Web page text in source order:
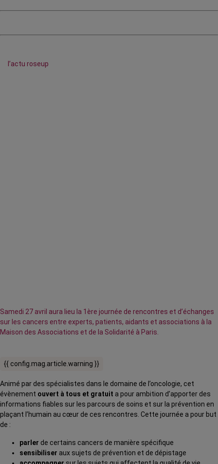
l’actu roseup
Samedi 27 avril aura lieu la 1ère journée de rencontres et d’échanges
sur les cancers entre experts, patients, aidants et associations à la
Maison des Associations et de la Solidarité à Paris.
{{ config.mag.article.warning }}
Animé par des spécialistes dans le domaine de l’oncologie, cet
évènement ouvert à tous et gratuit a pour ambition d’apporter des
informations fiables sur les parcours de soins et sur la prévention en
plaçant l’humain au cœur de ces rencontres. Cette journée a pour but
de :
parler de certains cancers de manière spécifique
sensibiliser aux sujets de prévention et de dépistage